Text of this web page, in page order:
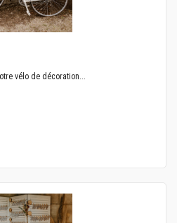
vélo de décoration...